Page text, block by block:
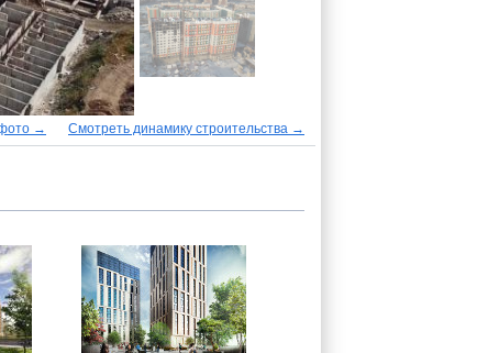
Смотреть динамику строительства →
→